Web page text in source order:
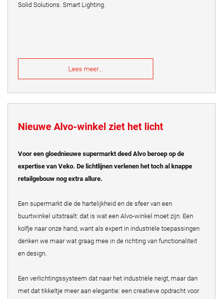
Solid Solutions. Smart Lighting.
Lees meer...
Nieuwe Alvo-winkel ziet het licht
Voor een gloednieuwe supermarkt deed Alvo beroep op de
expertise van Veko. De lichtlijnen verlenen het toch al knappe
retailgebouw nog extra allure.
Een supermarkt die de hartelijkheid en de sfeer van een
buurtwinkel uitstraalt: dat is wat een Alvo-winkel moet zijn. Een
kolfje naar onze hand, want als expert in industriële toepassingen
denken we maar wat graag mee in de richting van functionaliteit
en design.
Een verlichtingssysteem dat naar het industriële neigt, maar dan
met dat tikkeltje meer aan elegantie: een creatieve opdracht voor